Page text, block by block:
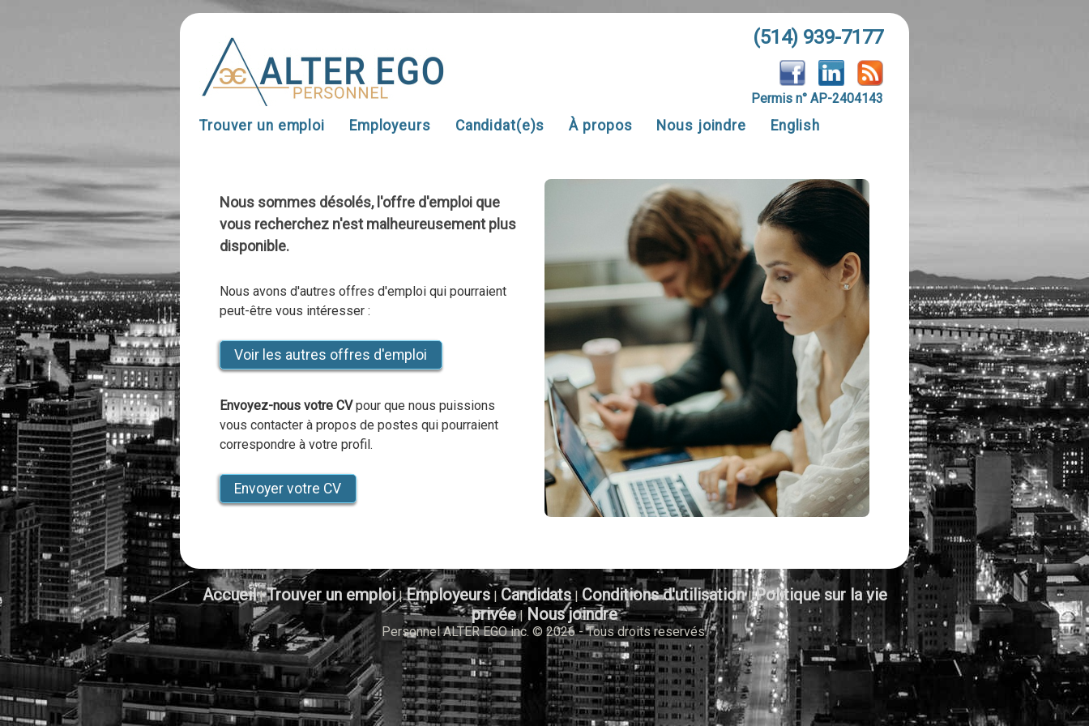
(514) 939-7177
Permis n° AP-2404143
Trouver un emploi Employeurs Candidat(e)s À propos Nous joindre English
Nous sommes désolés, l'offre d'emploi que
vous recherchez n'est malheureusement plus
disponible.
Nous avons d'autres offres d'emploi qui pourraient
peut-être vous intéresser :
Voir les autres offres d'emploi
Envoyez-nous votre CVpour que nous puissions
vous contacter à propos de postes qui pourraient
correspondre à votre profil.
Envoyer votre CV
Accueil|Trouver un emploi|Employeurs| Candidats|Conditions d'utilisation|Politique sur la vie
privée| Nous joindre
Personnel ALTER EGO inc. © 2026 - Tous droits reservés.